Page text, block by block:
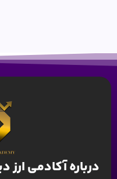
درباره آکادمی ارز